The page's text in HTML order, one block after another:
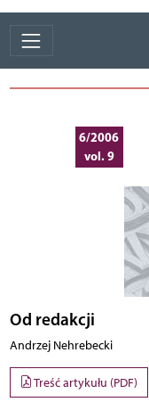
6/2006
vol. 9
Od redakcji
Andrzej Nehrebecki
Treść artykułu (PDF)